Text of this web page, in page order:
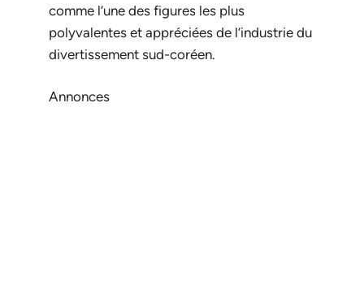
comme l’une des figures les plus
polyvalentes et appréciées de l’industrie du
divertissement sud-coréen.
Annonces